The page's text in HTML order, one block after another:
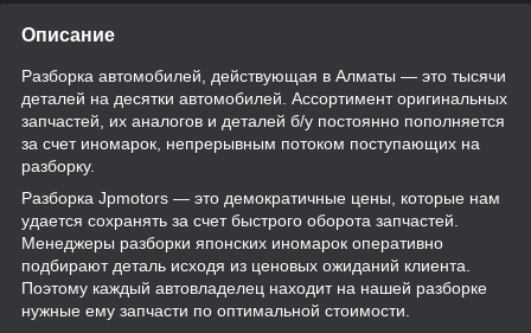
Описание
Разборка автомобилей, действующая в Алматы — это тысячи
деталей на десятки автомобилей. Ассортимент оригинальных
запчастей, их аналогов и деталей б/у постоянно пополняется
за счет иномарок, непрерывным потоком поступающих на
разборку.
Разборка Jpmotors — это демократичные цены, которые нам
удается сохранять за счет быстрого оборота запчастей.
Менеджеры разборки японских иномарок оперативно
подбирают деталь исходя из ценовых ожиданий клиента.
Поэтому каждый автовладелец находит на нашей разборке
нужные ему запчасти по оптимальной стоимости.